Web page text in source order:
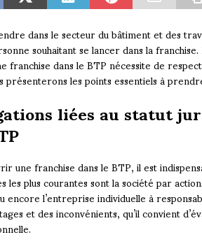
dans le secteur du bâtiment et des
souhaitant se lancer dans la
franchise dans le BTP nécessite de
présenterons les points essentiels à
liées au statut
une franchise dans le BTP, il est
les plus courantes sont la société par
encore l’entreprise individuelle à
et des inconvénients, qu’il convient